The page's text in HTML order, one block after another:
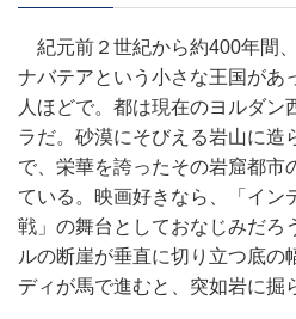
紀元前２世紀から約400年間
ナバテアという小さな王国があ
人ほどで。都は現在のヨルダン
ラだ。砂漠にそびえる岩山に造
で、栄華を誇ったその岩窟都市
ている。映画好きなら、「イン
戦」の舞台としておなじみだろ
ルの断崖が垂直に切り立つ底の
ディが馬で進むと、突如岩に掘